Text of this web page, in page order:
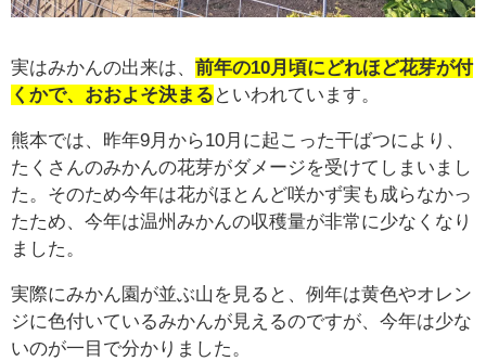
実はみかんの出来は、 前年の10月頃にどれほど花芽が付
くかで、おおよそ決まる といわれています。
熊本では、昨年9月から10月に起こった干ばつにより、
たくさんのみかんの花芽がダメージを受けてしまいまし
た。そのため今年は花がほとんど咲かず実も成らなかっ
たため、今年は温州みかんの収穫量が非常に少なくなり
ました。
実際にみかん園が並ぶ山を見ると、例年は黄色やオレン
ジに色付いているみかんが見えるのですが、今年は少な
いのが一目で分かりました。